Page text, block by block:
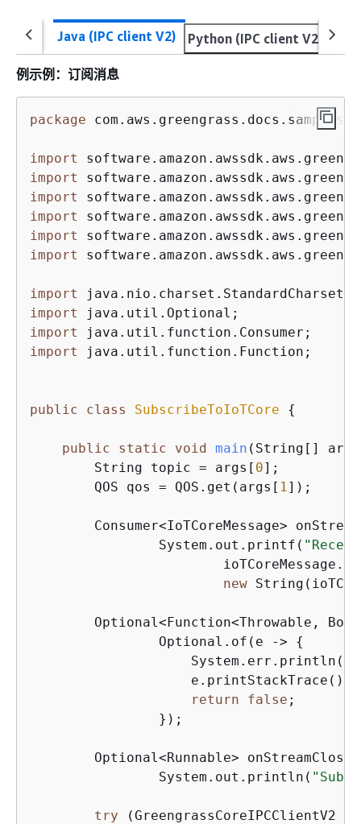
Java (IPC client V2) Python (IPC client V2)
例示例：订阅消息
package
import
import
import
import
import
import
import
import
import
import
java.util.function.Function;
public class SubscribeToIoTCore {
public static void main (String[]
        String topic = args[
0];
        QOS qos = QOS.get(args[
1]);
Consumer<IoTCoreMessage>
                System.out.printf(
new
Optional<Function<Throwable,
                Optional.of(e ->
{
                    System.err.println(
                    e.printStackTrace();
return
false ;
                });
Optional<Runnable>
                System.out.println(
try